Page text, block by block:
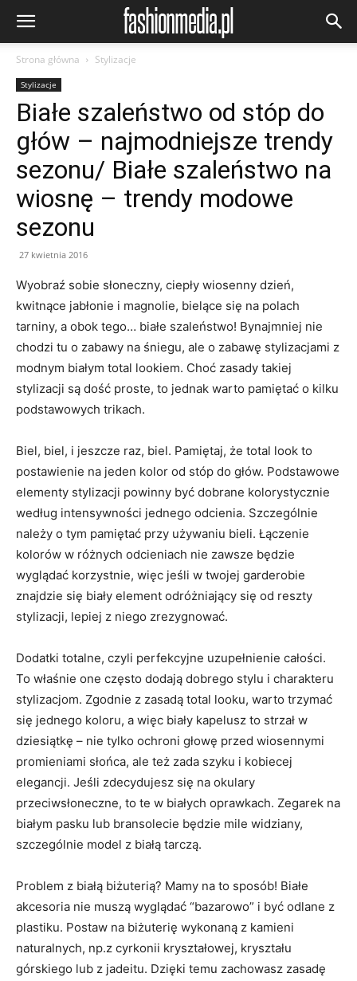
Strona główna Stylizacje
Stylizacje
Białe szaleństwo od stóp do
głów – najmodniejsze trendy
sezonu/ Białe szaleństwo na
wiosnę – trendy modowe
sezonu
27 kwietnia 2016
Wyobraź sobie słoneczny, ciepły wiosenny dzień,
kwitnące jabłonie i magnolie, bielące się na polach
tarniny, a obok tego… białe szaleństwo! Bynajmniej nie
chodzi tu o zabawy na śniegu, ale o zabawę stylizacjami z
modnym białym total lookiem. Choć zasady takiej
stylizacji są dość proste, to jednak warto pamiętać o kilku
podstawowych trikach.
Biel, biel, i jeszcze raz, biel. Pamiętaj, że total look to
postawienie na jeden kolor od stóp do głów. Podstawowe
elementy stylizacji powinny być dobrane kolorystycznie
według intensywności jednego odcienia. Szczególnie
należy o tym pamiętać przy używaniu bieli. Łączenie
kolorów w różnych odcieniach nie zawsze będzie
wyglądać korzystnie, więc jeśli w twojej garderobie
znajdzie się biały element odróżniający się od reszty
stylizacji, lepiej z niego zrezygnować.
Dodatki totalne, czyli perfekcyjne uzupełnienie całości.
To właśnie one często dodają dobrego stylu i charakteru
stylizacjom. Zgodnie z zasadą total looku, warto trzymać
się jednego koloru, a więc biały kapelusz to strzał w
dziesiątkę – nie tylko ochroni głowę przed wiosennymi
promieniami słońca, ale też zada szyku i kobiecej
elegancji. Jeśli zdecydujesz się na okulary
przeciwsłoneczne, to te w białych oprawkach. Zegarek na
białym pasku lub bransolecie będzie mile widziany,
szczególnie model z białą tarczą.
Problem z białą biżuterią? Mamy na to sposób! Białe
akcesoria nie muszą wyglądać “bazarowo” i być odlane z
plastiku. Postaw na biżuterię wykonaną z kamieni
naturalnych, np.z cyrkonii kryształowej, kryształu
górskiego lub z jadeitu. Dzięki temu zachowasz zasadę